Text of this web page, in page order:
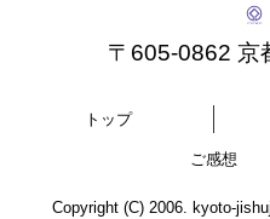
〒605-0862 京
トップ
ご感想
Copyright (C) 2006. kyoto-